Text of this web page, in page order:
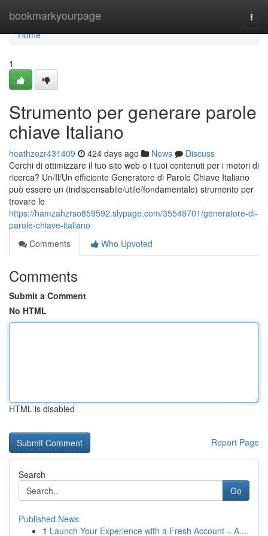
bookmarkyourpage
Home
Home
1
Strumento per generare parole
chiave Italiano
heathzozr431409 424 days ago News
Discuss
Cerchi di ottimizzare il tuo sito web o i tuoi contenuti per i motori di
ricerca? Un/Il/Un efficiente Generatore di Parole Chiave Italiano
può essere un (indispensabile/utile/fondamentale) strumento per
trovare le
https://hamzahzrso859592.slypage.com/35548701/generatore-di-
parole-chiave-italiano
Comments
Who Upvoted
Comments
Submit a Comment
No HTML
HTML is disabled
Report Page
Search
Go
Published News
1 Launch Your Experience with a Fresh Account – A...